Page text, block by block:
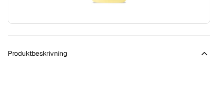
Produktbeskrivning